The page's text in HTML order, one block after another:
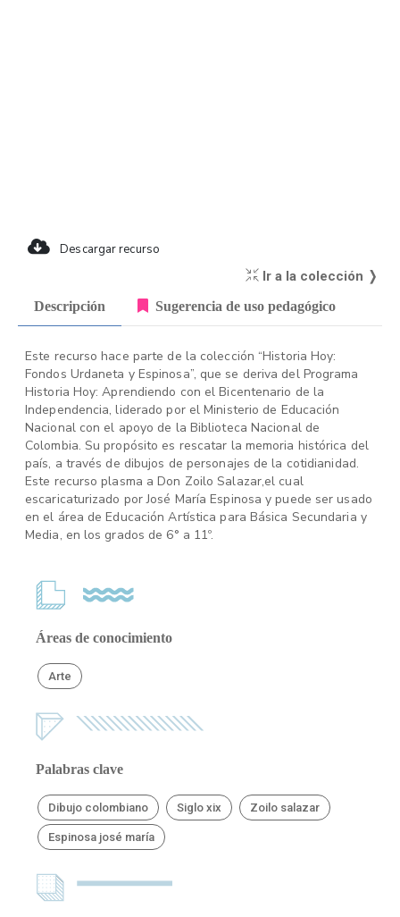
Descargar recurso
Ir a la colección ❭
Descripción Sugerencia de uso pedagógico
Este recurso hace parte de la colección “Historia Hoy:
Fondos Urdaneta y Espinosa”, que se deriva del Programa
Historia Hoy: Aprendiendo con el Bicentenario de la
Independencia, liderado por el Ministerio de Educación
Nacional con el apoyo de la Biblioteca Nacional de
Colombia. Su propósito es rescatar la memoria histórica del
país, a través de dibujos de personajes de la cotidianidad.
Este recurso plasma a Don Zoilo Salazar,el cual
escaricaturizado por José María Espinosa y puede ser usado
en el área de Educación Artística para Básica Secundaria y
Media, en los grados de 6° a 11º.
Áreas de conocimiento
Arte
Palabras clave
Dibujo colombiano Siglo xix Zoilo salazar
Espinosa josé maría